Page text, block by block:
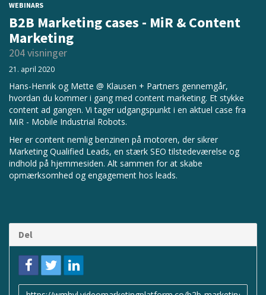
WEBINARS
B2B Marketing cases - MiR & Content
Marketing
204 visninger
21. april 2020
Hans-Henrik og Mette @ Klausen + Partners gennemgår,
hvordan du kommer i gang med content marketing. Et stykke
content ad gangen. Vi tager udgangspunkt i en aktuel case fra
MiR - Mobile Industrial Robots.
Her er content nemlig benzinen på motoren, der sikrer
Marketing Qualified Leads, en stærk SEO tilstedeværelse og
indhold på hjemmesiden. Alt sammen for at skabe
opmærksomhed og engagement hos leads.
Del
Link